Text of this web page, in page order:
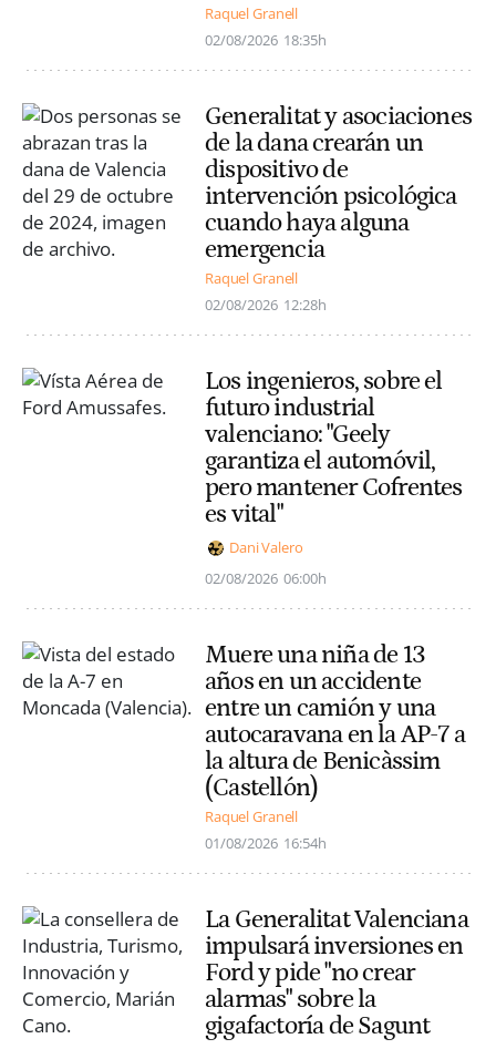
Raquel Granell
02/08/2026 18:35h
Generalitat y asociaciones
de la dana crearán un
dispositivo de
intervención psicológica
cuando haya alguna
emergencia
Raquel Granell
02/08/2026 12:28h
Los ingenieros, sobre el
futuro industrial
valenciano: "Geely
garantiza el automóvil,
pero mantener Cofrentes
es vital"
Dani Valero
02/08/2026 06:00h
Muere una niña de 13
años en un accidente
entre un camión y una
autocaravana en la AP-7 a
la altura de Benicàssim
(Castellón)
Raquel Granell
01/08/2026 16:54h
La Generalitat Valenciana
impulsará inversiones en
Ford y pide "no crear
alarmas" sobre la
gigafactoría de Sagunt